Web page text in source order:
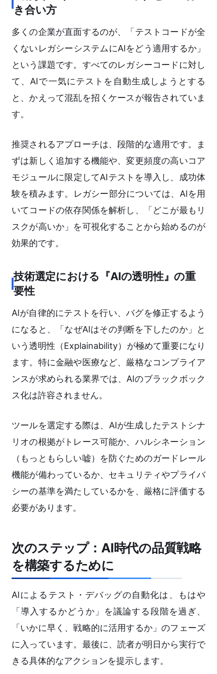
き合い方
多くの企業が直面するのが、「テストコードが全
くないレガシーシステムにAIをどう適用するか」
という課題です。すべてのレガシーコードに対し
て、AIで一気にテストを自動生成しようとする
と、かえって混乱を招くケースが報告されていま
す。
推奨されるアプローチは、段階的な適用です。ま
ずは新しく追加する機能や、変更頻度の高いコア
モジュールに限定してAIテストを導入し、成功体
験を積みます。レガシー部分については、AIを用
いてコードの依存関係を解析し、「どこが最もリ
スクが高いか」を可視化することから始めるのが
効果的です。
技術選定における『AIの透明性』の重
要性
AIが自律的にテストを行い、バグを修正するよう
になると、「なぜAIはその判断を下したのか」と
いう透明性（Explainability）が極めて重要になり
ます。特に金融や医療など、厳格なコンプライア
ンスが求められる業界では、AIのブラックボック
ス化は許容されません。
ツールを選定する際は、AIが生成したテストシナ
リオの根拠がトレース可能か、ハルシネーション
（もっともらしい嘘）を防ぐためのガードレール
機能が備わっているか、セキュリティやプライバ
シーの基準を満たしているかを、厳格に評価する
必要があります。
次のステップ：AI時代の品質戦略
を構築するために
AIによるテスト・デバッグの自動化は、もはや
「導入するかどうか」を議論する段階を過ぎ、
「いかに早く、戦略的に活用するか」のフェーズ
に入っています。最後に、読者が明日から実行で
きる具体的なアクションを提示します。